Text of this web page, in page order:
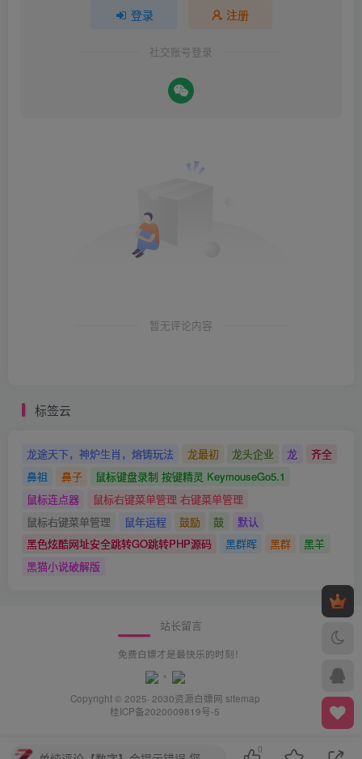
登录 注册
社交账号登录
暂无评论内容
标签云
龙途天下，神炉生肖，熔铸玩法 龙最初 龙头企业 龙
齐全
鼻祖
鼻子
鼠标键盘录制 按键精灵 KeymouseGo5.1
鼠标连点器
鼠标右键菜单管理 右键菜单管理
鼠标右键菜单管理
鼠年运程 鼓励 鼓
默认
黑色炫酷网址安全跳转GO跳转PHP源码
黑群晖 黑群
黑羊
黑猫小说破解版
站长留言
免费白嫖才是最快乐的时刻！
Copyright © 2025· 2030资源白嫖网 sitemap
桂ICP备2020009819号-5
0